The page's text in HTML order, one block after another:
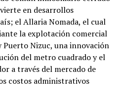
en desarrollos
el Allaria Nomada, el cual
la explotación comercial
Nizuc, una innovación
del metro cuadrado y el
a través del mercado de
costos administrativos